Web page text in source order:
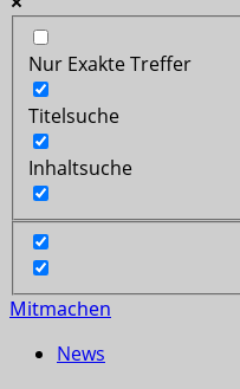
Nur Exakte Treffer
Titelsuche
Inhaltsuche
Mitmachen
News